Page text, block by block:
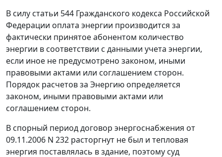
В силу статьи 544 Гражданского кодекса Российской
Федерации оплата энергии производится за
фактически принятое абонентом количество
энергии в соответствии с данными учета энергии,
если иное не предусмотрено законом, иными
правовыми актами или соглашением сторон.
Порядок расчетов за Энергию определяется
законом, иными правовыми актами или
соглашением сторон.
В спорный период договор энергоснабжения от
09.11.2006 N 232 расторгнут не был и тепловая
энергия поставлялась в здание, поэтому суд